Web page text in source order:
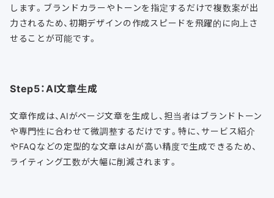
します。ブランドカラーやトーンを指定するだけで複数案が出
力されるため、初期デザインの作成スピードを飛躍的に向上さ
せることが可能です。
Step5：AI文章生成
文章作成は、AIがページ文章を生成し、担当者はブランドトーン
や専門性に合わせて微調整するだけです。特に、サービス紹介
やFAQなどの定型的な文章はAIが高い精度で生成できるため、
ライティング工数が大幅に削減されます。